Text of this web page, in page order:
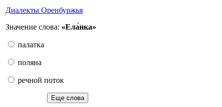
Диалекты Оренбуржья
Значение слова: «Ела́нка»
палатка
поляна
речной поток
Еще слова